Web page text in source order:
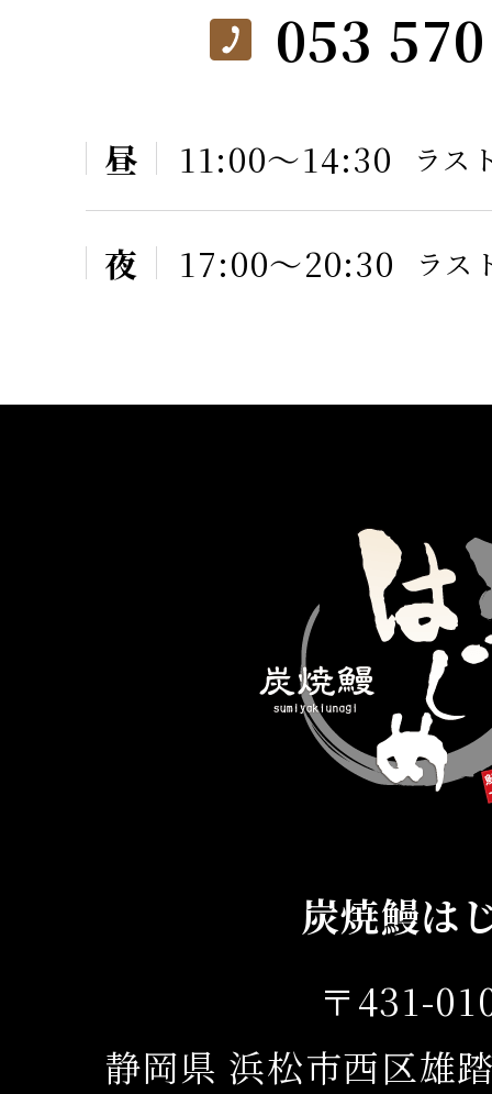
053
昼 11:00〜14:30 ラス
夜 17:00〜20:30 ラス
炭焼鰻は
〒431-
静岡県 浜松市西区雄